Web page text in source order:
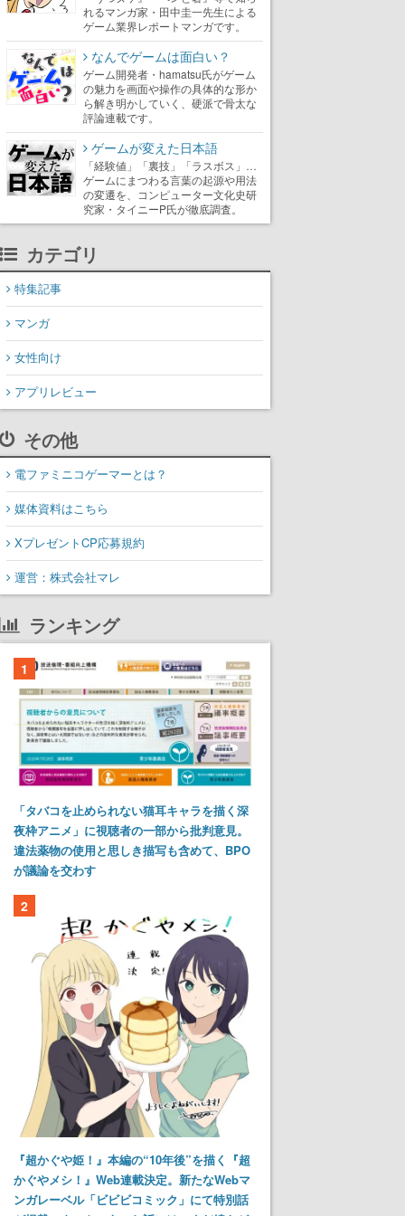
れるマンガ家・田中圭一先生による
ゲーム業界レポートマンガです。
なんでゲームは面白い？
ゲーム開発者・hamatsu氏がゲーム
の魅力を画面や操作の具体的な形か
ら解き明かしていく、硬派で骨太な
評論連載です。
ゲームが変えた日本語
「経験値」「裏技」「ラスボス」…
ゲームにまつわる言葉の起源や用法
の変遷を、コンピューター文化史研
究家・タイニーP氏が徹底調査。
カテゴリ
特集記事
マンガ
女性向け
アプリレビュー
その他
電ファミニコゲーマーとは？
媒体資料はこちら
XプレゼントCP応募規約
運営：株式会社マレ
ランキング
1
「タバコを止められない猫耳キャラを描く深
夜枠アニメ」に視聴者の一部から批判意見。
違法薬物の使用と思しき描写も含めて、BPO
が議論を交わす
2
『超かぐや姫！』本編の“10年後”を描く『超
かぐやメシ！』Web連載決定。新たなWebマ
ンガレーベル「ビビビコミック」にて特別話